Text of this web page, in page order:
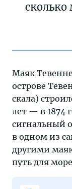
Маяк
острове
скала)
лет — в 1874
сигнальный
в одном из
другими
путь для